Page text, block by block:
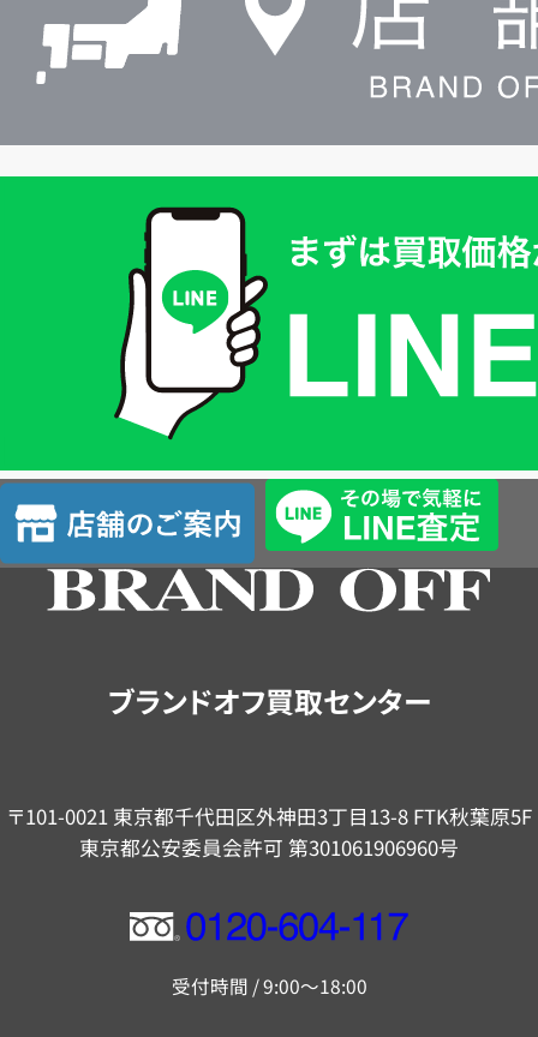
査
定
店
舗
の
ブランドオフ買取センター
〒101-0021 東京都千代田区外神田3丁目13-8 FTK秋葉原5F
東京都公安委員会許可 第301061906960号
フ
ー
受付時間 / 9:00～18:00